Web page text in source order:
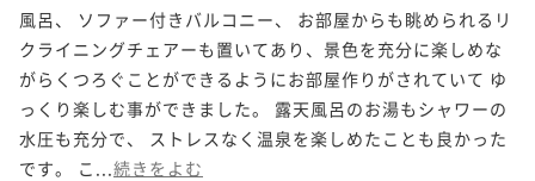
風呂、 ソファー付きバルコニー、 お部屋からも眺められるリ
クライニングチェアーも置いてあり、景色を充分に楽しめな
がらくつろぐことができるようにお部屋作りがされていて ゆ
っくり楽しむ事ができました。 露天風呂のお湯もシャワーの
水圧も充分で、 ストレスなく温泉を楽しめたことも良かった
です。 こ... 続きをよむ